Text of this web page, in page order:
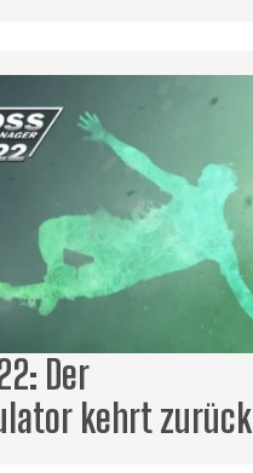
Der
kehrt zurück